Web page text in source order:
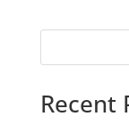
Recent